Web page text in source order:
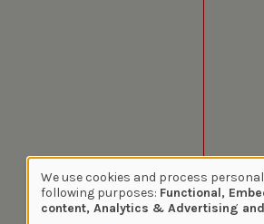
Load external
supplied byYouTube?
Use
of
We use cookies and process
following purposes: Functional,
content, Analytics & Advertising